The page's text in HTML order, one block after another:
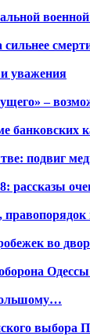
уважения
–
банковских
подвиг
рассказы
во
выбора